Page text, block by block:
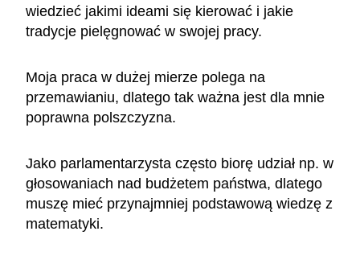
wiedzieć jakimi ideami się kierować i jakie
tradycje pielęgnować w swojej pracy.
Moja praca w dużej mierze polega na
przemawianiu, dlatego tak ważna jest dla mnie
poprawna polszczyzna.
Jako parlamentarzysta często biorę udział np. w
głosowaniach nad budżetem państwa, dlatego
muszę mieć przynajmniej podstawową wiedzę z
matematyki.